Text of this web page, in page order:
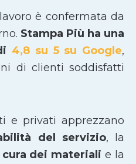
è confermata da
Stampa Più ha una
4,8 su 5 su Google,
di clienti soddisfatti
e privati apprezzano
del servizio, la
cura dei materiali e la